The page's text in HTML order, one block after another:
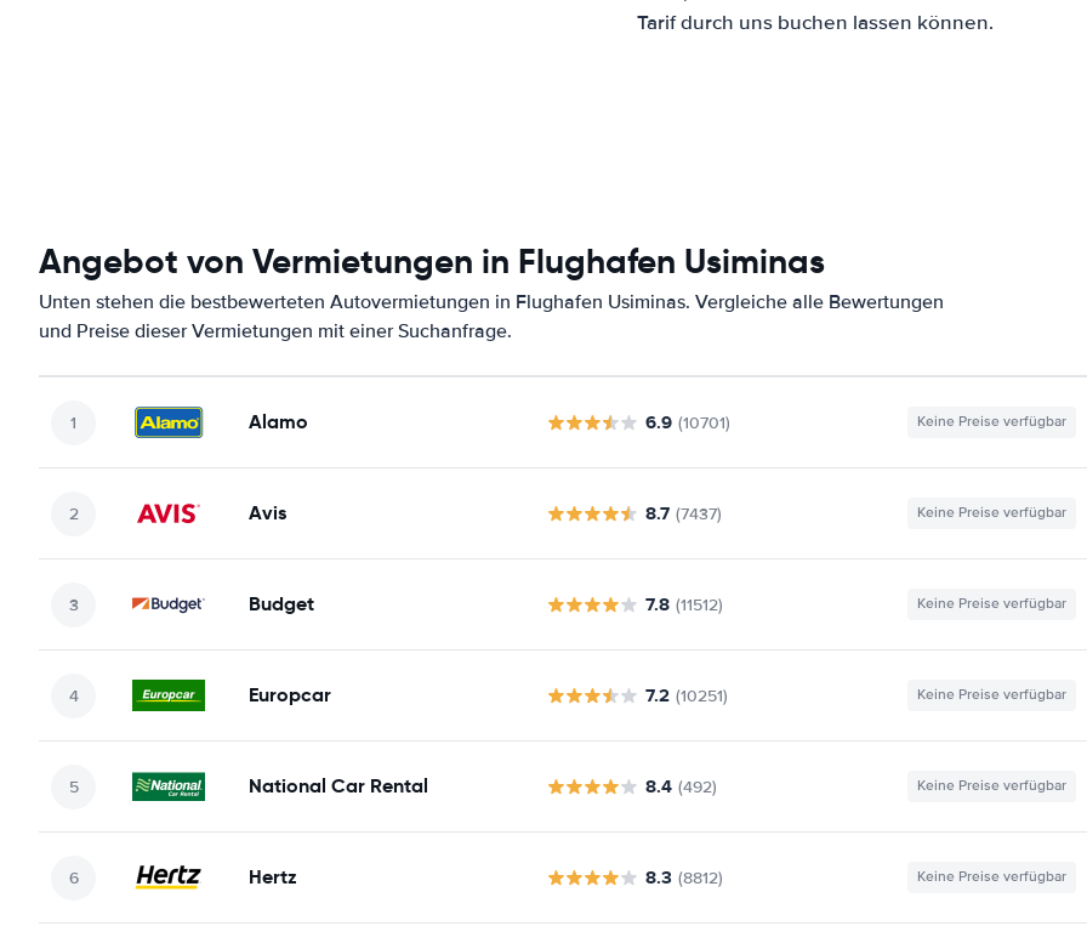
Tarif durch uns buchen lassen können.
Angebot von Vermietungen in Flughafen Usiminas
Unten stehen die bestbewerteten Autovermietungen in Flughafen Usiminas. Vergleiche alle Bewertungen
und Preise dieser Vermietungen mit einer Suchanfrage.
Alamo 6.9 (10701) Keine Preise verfügbar
Avis 8.7 (7437) Keine Preise verfügbar
Budget 7.8 (11512) Keine Preise verfügbar
Europcar 7.2 (10251) Keine Preise verfügbar
National Car Rental 8.4 (492) Keine Preise verfügbar
Hertz 8.3 (8812) Keine Preise verfügbar